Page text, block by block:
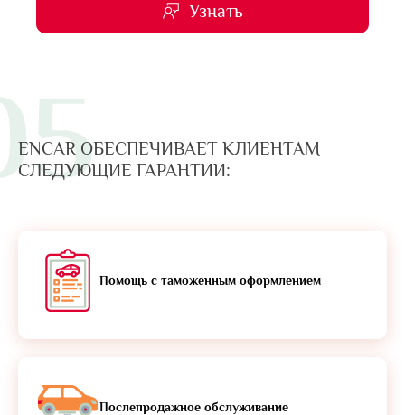
Узнать
ENCAR ОБЕСПЕЧИВАЕТ КЛИЕНТАМ
СЛЕДУЮЩИЕ ГАРАНТИИ:
Помощь с таможенным оформлением
Послепродажное обслуживание